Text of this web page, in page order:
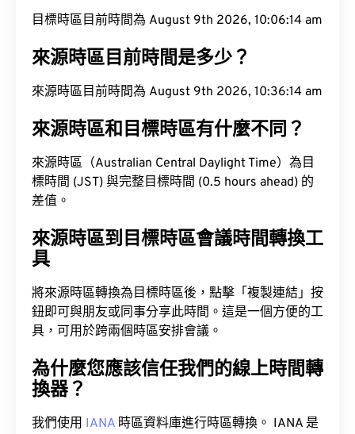
目標時區目前時間為 August 9th 2026, 10:06:15 am
來源時區目前時間是多少？
來源時區目前時間為 August 9th 2026, 10:36:15 am
來源時區和目標時區有什麼不同？
來源時區（Australian Central Daylight Time）為目
標時間 (JST) 與完整目標時間 (0.5 hours ahead) 的
差值。
來源時區到目標時區會議時間轉換工
具
將來源時區轉換為目標時區後，點擊「複製連結」按
鈕即可與朋友或同事分享此時間。這是一個方便的工
具，可用於跨兩個時區安排會議。
為什麼您應該信任我們的線上時間轉
換器？
我們使用 IANA 時區資料庫進行時區轉換。 IANA 是